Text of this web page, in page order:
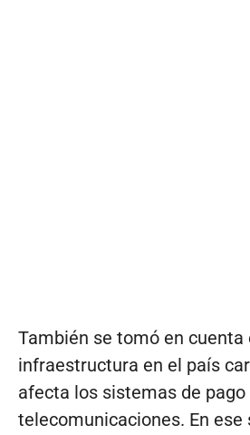
También se tomó en cuenta
infraestructura en el país
afecta los sistemas de pago
telecomunicaciones. En ese